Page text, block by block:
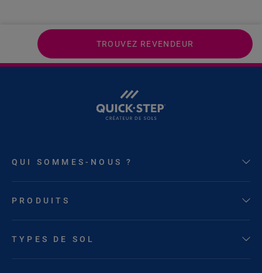
TROUVEZ REVENDEUR
QUI SOMMES-NOUS ?
PRODUITS
TYPES DE SOL